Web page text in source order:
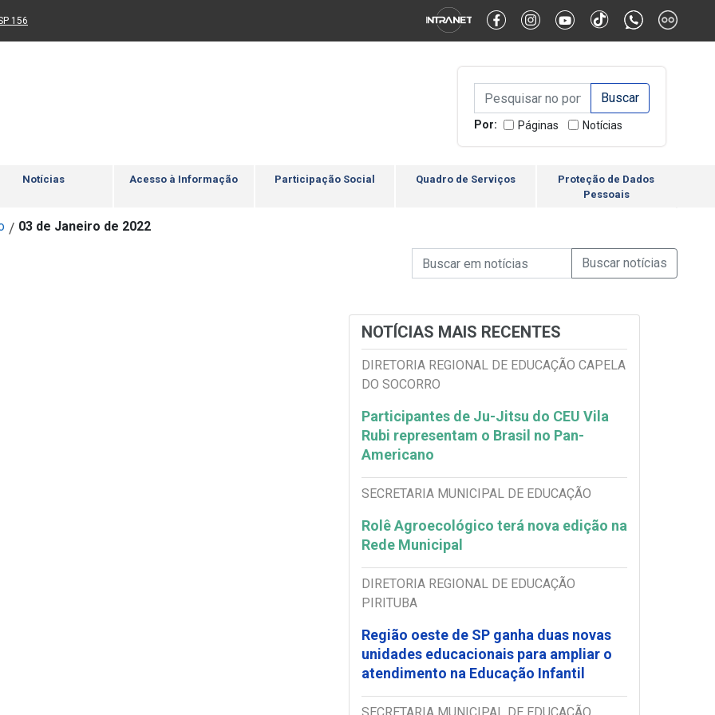
Ir para rodapé Alternar Alto Contraste Alternar Tamanho da Fonte
para um novo sítio)
156
Campo de Busca de
Campo de Busca de informaçõesEnviar a Busca
Por: Páginas Notícias
Notícias Acesso à Informação Participação Social Quadro de Serviços
Proteção de Dados
Pessoais
/ 03 de Janeiro de 2022
Campo de Busca de Notícias
Campo de Busca de informaçõesEnviar a Busca de
NOTÍCIAS MAIS RECENTES
DIRETORIA REGIONAL DE EDUCAÇÃO CAPELA
DO SOCORRO
Participantes de Ju-Jitsu do CEU Vila
Rubi representam o Brasil no Pan-
Americano
SECRETARIA MUNICIPAL DE EDUCAÇÃO
Rolê Agroecológico terá nova edição na
Rede Municipal
DIRETORIA REGIONAL DE EDUCAÇÃO
PIRITUBA
Região oeste de SP ganha duas novas
unidades educacionais para ampliar o
atendimento na Educação Infantil